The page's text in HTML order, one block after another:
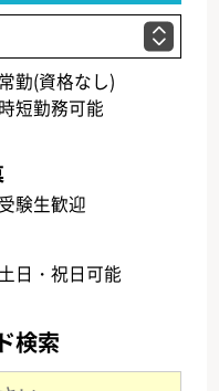
常勤(資格なし)
時短勤務可能
受験生歓迎
土日・祝日可能
検索